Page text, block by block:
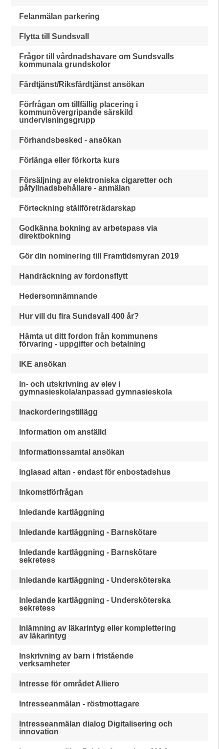
Felanmälan parkering
Flytta till Sundsvall
Frågor till vårdnadshavare om Sundsvalls
kommunala grundskolor
Färdtjänst/Riksfärdtjänst ansökan
Förfrågan om tillfällig placering i
kommunövergripande särskild
undervisningsgrupp
Förhandsbesked - ansökan
Förlänga eller förkorta kurs
Försäljning av elektroniska cigaretter och
påfyllnadsbehållare - anmälan
Förteckning ställföreträdarskap
Godkänna bokning av arbetspass via
direktbokning
Gör din nominering till Framtidsmyran 2019
Handräckning av fordonsflytt
Hedersomnämnande
Hur vill du fira Sundsvall 400 år?
Hämta ut ditt fordon från kommunens
förvaring - uppgifter och betalning
IKE ansökan
In- och utskrivning av elev i
gymnasieskola/anpassad gymnasieskola
Inackorderingstillägg
Information om anställd
Informationssamtal ansökan
Inglasad altan - endast för enbostadshus
Inkomstförfrågan
Inledande kartläggning
Inledande kartläggning - Barnskötare
Inledande kartläggning - Barnskötare
sekretess
Inledande kartläggning - Undersköterska
Inledande kartläggning - Undersköterska
sekretess
Inlämning av läkarintyg eller komplettering
av läkarintyg
Inskrivning av barn i fristående
verksamheter
Intresse för området Alliero
Intresseanmälan - röstmottagare
Intresseanmälan dialog Digitalisering och
innovation